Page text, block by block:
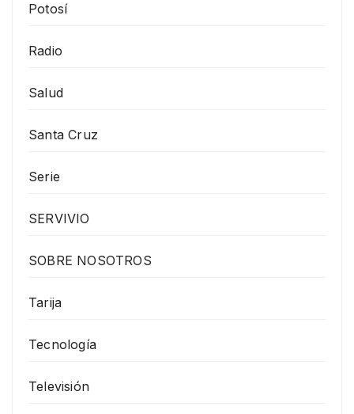
Potosí
Radio
Salud
Santa Cruz
Serie
SERVIVIO
SOBRE NOSOTROS
Tarija
Tecnología
Televisión